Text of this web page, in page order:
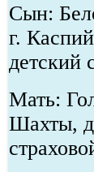
Сын:
г.
детский
Мать:
Шахты,